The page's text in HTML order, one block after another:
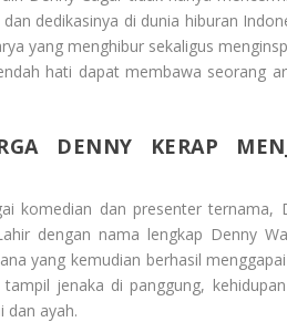
dedikasinya di dunia hiburan
yang menghibur sekaligus
hati dapat membawa seorang
DENNY KERAP
komedian dan presenter ternama,
dengan nama lengkap Denny
yang kemudian berhasil
jenaka di panggung,
dan ayah.